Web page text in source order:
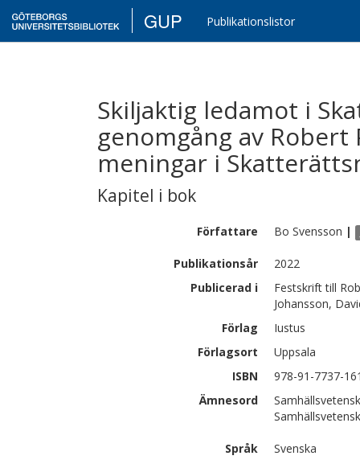
GUP Publikationslistor
Skiljaktig ledamot i
genomgång av
meningar i
Kapitel i bok
Författare Bo Svensson |
Publikationsår
2022
Publicerad i
Festskrift till
Johansson,
Förlag
Iustus
Förlagsort
Uppsala
ISBN
978-91-7737-
Ämnesord
Språk
Svenska